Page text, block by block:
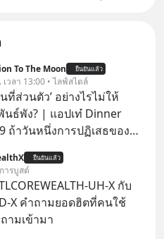
To The Moon ยืนยันแล้ว
เวลา 13:00 • ไลฟ์สไตล์
ที่ส่วนตัว’ อย่างไรไม่ให้
ธ์พัง? | แอปเท๋ Dinner
ถ้าวันหนึ่งการปฏิเสธของ
ส่และมองว่าเราเห็นแก่ตัวทั้ง
ไม่เคยปฏิเสธใครอย่างนี้มา
งใจจะ ‘สร้างขอบเขต’ เพื่อ
ครั้ง กลับทำให้เกิดรอยร้าว
ยืนยันแล้ว
ารบูสต์
UH-X กับ
X คำถามยอดฮิตที่คนใช้
ามเข้ามา